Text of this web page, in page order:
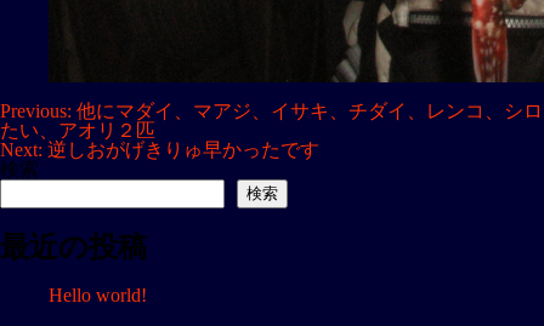
投
稿
ナ
ビ
ゲ
ー
Previous: 他にマダイ、マアジ、イサキ、チダイ、レンコ、シ
たい、アオリ２匹
Next: 逆しおがげきりゅ早かったです
検索
検索
最近の投稿
Hello world!